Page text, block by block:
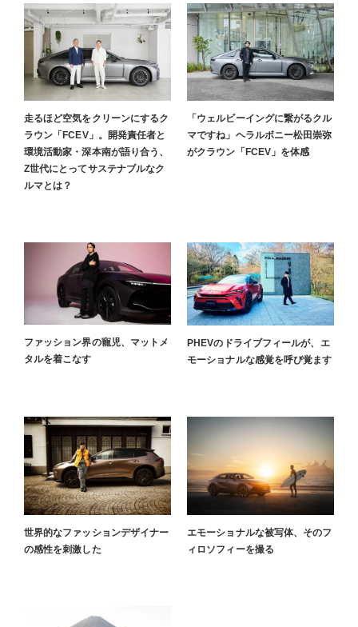
走るほど空気をクリーンにするク
ラウン「FCEV」。開発責任者と
環境活動家・深本南が語り合う、
Z世代にとってサステナブルなク
ルマとは？
「ウェルビーイングに繋がるクル
マですね」ヘラルボニー松田崇弥
がクラウン「FCEV」を体感
ファッション界の寵児、マットメ
タルを着こなす
PHEVのドライブフィールが、エ
モーショナルな感覚を呼び覚ます
世界的なファッションデザイナー
の感性を刺激した
エモーショナルな被写体、そのフ
ィロソフィーを撮る